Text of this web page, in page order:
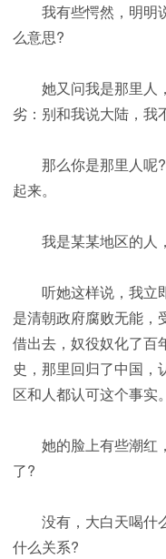
我有些愕然，明明说
么意思?
她又问我是那里人
劣：别和我说大陆，我
那么你是那里人呢?
起来。
我是某某地区的人，
听她这样说，我立
是清朝政府腐败无能，
借出去，奴役奴化了百
史，那里回归了中国，
区和人都认可这个事实。
她的脸上有些潮红
了?
没有，大白天喝什
什么关系?